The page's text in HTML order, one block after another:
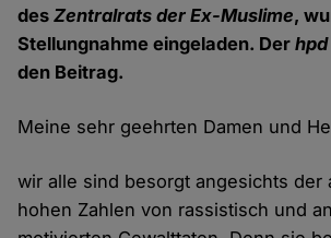
desZentralrats der Ex-Muslime,
Stellungnahme eingeladen. Derhpd
den Beitrag.
Meine sehr geehrten Damen und
wir alle sind besorgt angesichts der
hohen Zahlen von rassistisch und